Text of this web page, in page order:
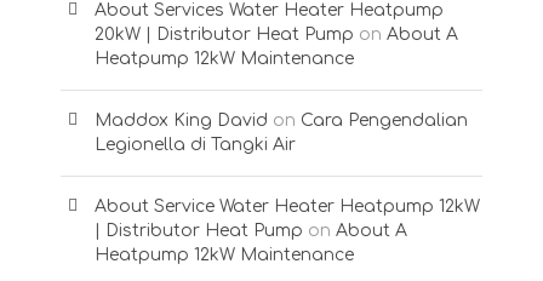
About Services Water Heater Heatpump
20kW | Distributor Heat Pump on About A
Heatpump 12kW Maintenance
Maddox King David on Cara Pengendalian
Legionella di Tangki Air
About Service Water Heater Heatpump 12kW
| Distributor Heat Pump on About A
Heatpump 12kW Maintenance